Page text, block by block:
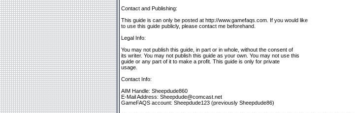
Contact and Publishing:
This guide is can only be posted at http://www.gamefaqs.com. If you would like
to use this guide publicly, please contact me beforehand.
Legal Info:
You may not publish this guide, in part or in whole, without the consent of
its writer. You may not publish this guide as your own. You may not use this
guide or any part of it to make a profit. This guide is only for private
usage.
Contact Info:
AIM Handle: Sheepdude860
E-Mail Address: Sheepdude@comcast.net
GameFAQS account: Sheepdude123 (previously Sheepdude86)